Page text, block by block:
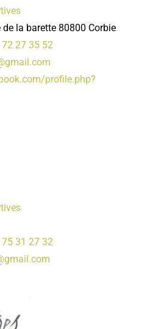
de la barette 80800 Corbie
72 27 35 52
profile.php?
75 31 27 32